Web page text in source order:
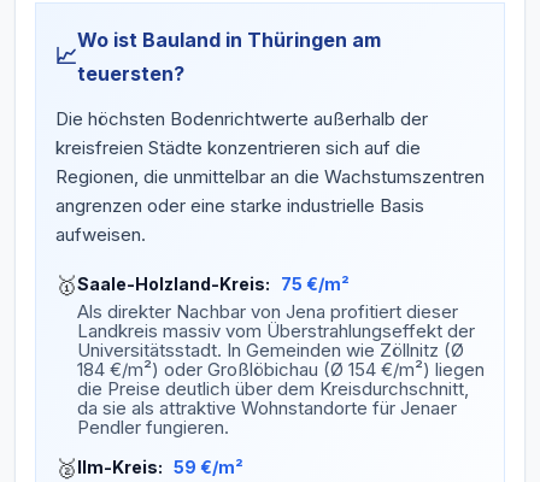
📈
Wo ist Bauland in Thüringen am
teuersten?
Die höchsten Bodenrichtwerte außerhalb der
kreisfreien Städte konzentrieren sich auf die
Regionen, die unmittelbar an die Wachstumszentren
angrenzen oder eine starke industrielle Basis
aufweisen.
🥇Saale-Holzland-Kreis: 75 €/m²
Als direkter Nachbar von Jena profitiert dieser
Landkreis massiv vom Überstrahlungseffekt der
Universitätsstadt. In Gemeinden wie Zöllnitz (Ø
184 €/m²) oder Großlöbichau (Ø 154 €/m²) liegen
die Preise deutlich über dem Kreisdurchschnitt,
da sie als attraktive Wohnstandorte für Jenaer
Pendler fungieren.
🥈Ilm-Kreis: 59 €/m²